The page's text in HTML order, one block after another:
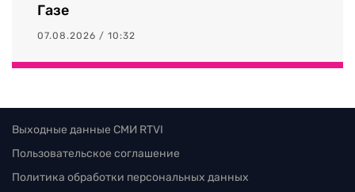
Газе
07.08.2026 / 10:32
Выходные данные СМИ RTVI
Пользовательское соглашение
Политика обработки персональных данных